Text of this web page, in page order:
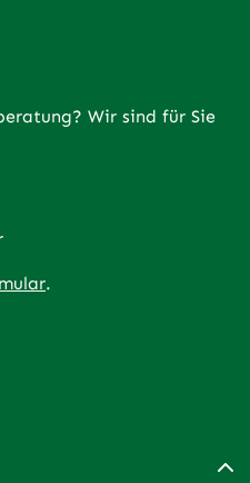
Wir sind für Sie
.
öffnet in neuem Tab
– öffnet in neuem Tab
auf LinkedIn – öffnet in
inspirieren – öffnet
mit uns auf Xing – öffnet
Videos auf YouTube